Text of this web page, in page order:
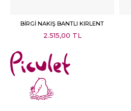
BİRGİ NAKIŞ BANTLI KIRLENT
2.515,00 TL